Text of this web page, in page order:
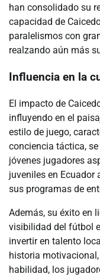
han consolidado su
capacidad de
paralelismos con
realzando aún más
Influencia en la
El impacto de
influyendo en el
estilo de juego,
conciencia táctica,
jóvenes jugadores
juveniles en
sus programas de
Además, su éxito en
visibilidad del fútbol
invertir en talento
historia
habilidad, los